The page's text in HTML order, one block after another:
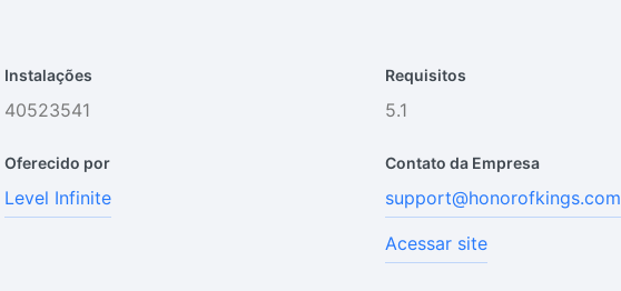
Instalações
40523541
Requisitos
5.1
Oferecido por
Level Infinite
Contato da Empresa
support@honorofkings.com
Acessar site